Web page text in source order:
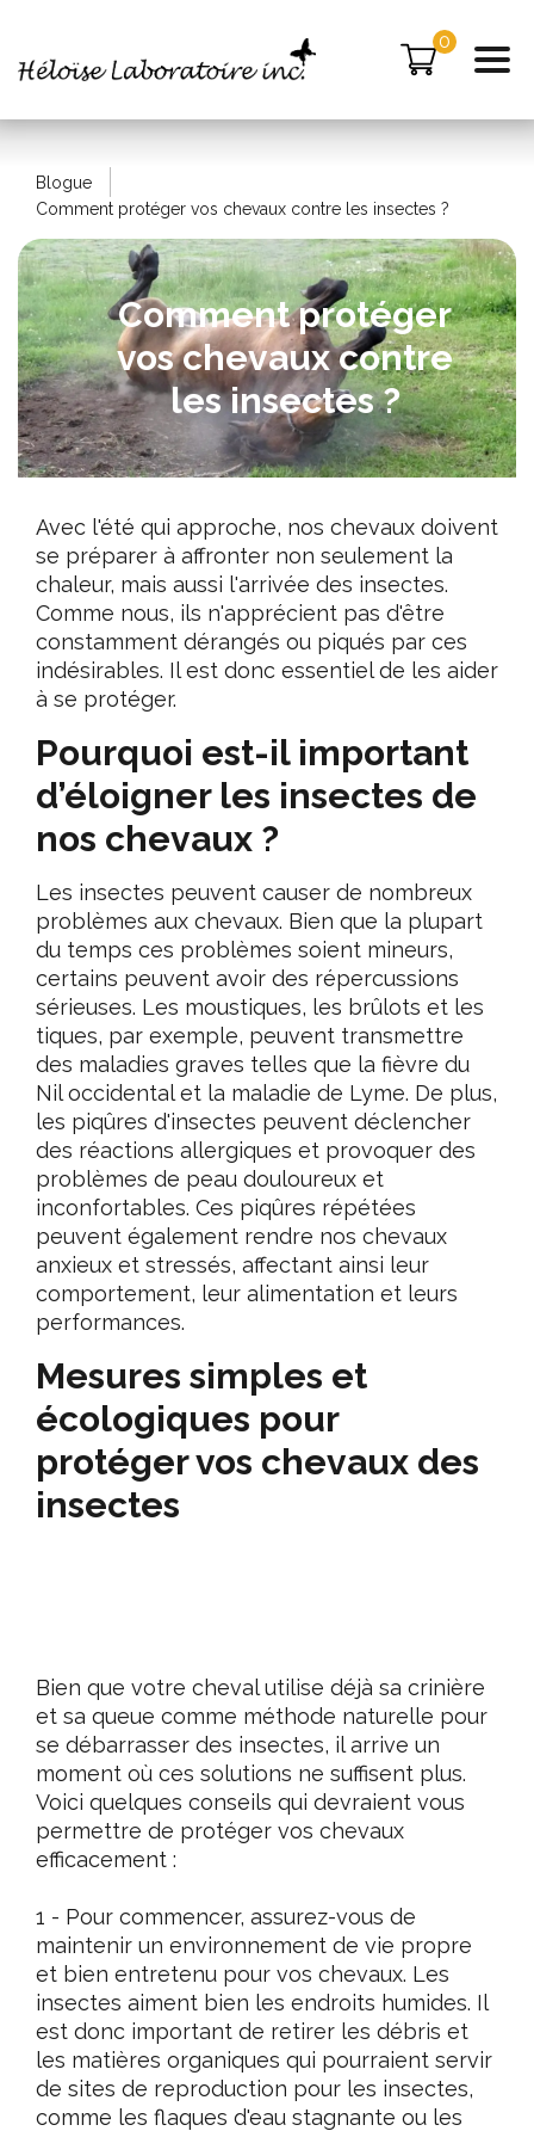
0
Blogue
Comment protéger vos chevaux contre les insectes ?
Comment protéger
vos chevaux contre
les insectes ?
Avec l'été qui approche, nos chevaux doivent
se préparer à affronter non seulement la
chaleur, mais aussi l'arrivée des insectes.
Comme nous, ils n'apprécient pas d'être
constamment dérangés ou piqués par ces
indésirables. Il est donc essentiel de les aider
à se protéger.
Pourquoi est-il important
d’éloigner les insectes de
nos chevaux ?
Les insectes peuvent causer de nombreux
problèmes aux chevaux. Bien que la plupart
du temps ces problèmes soient mineurs,
certains peuvent avoir des répercussions
sérieuses. Les moustiques, les brûlots et les
tiques, par exemple, peuvent transmettre
des maladies graves telles que la fièvre du
Nil occidental et la maladie de Lyme. De plus,
les piqûres d'insectes peuvent déclencher
des réactions allergiques et provoquer des
problèmes de peau douloureux et
inconfortables. Ces piqûres répétées
peuvent également rendre nos chevaux
anxieux et stressés, affectant ainsi leur
comportement, leur alimentation et leurs
performances.
Mesures simples et
écologiques pour
protéger vos chevaux des
insectes
Bien que votre cheval utilise déjà sa crinière
et sa queue comme méthode naturelle pour
se débarrasser des insectes, il arrive un
moment où ces solutions ne suffisent plus.
Voici quelques conseils qui devraient vous
permettre de protéger vos chevaux
efficacement :
1 - Pour commencer, assurez-vous de
maintenir un environnement de vie propre
et bien entretenu pour vos chevaux. Les
insectes aiment bien les endroits humides. Il
est donc important de retirer les débris et
les matières organiques qui pourraient servir
de sites de reproduction pour les insectes,
comme les flaques d'eau stagnante ou les